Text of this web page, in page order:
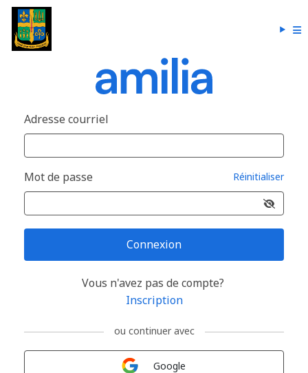
Adresse courriel
Mot de passe Réinitialiser
Connexion
Vous n'avez pas de compte?
Inscription
ou continuer avec
Google